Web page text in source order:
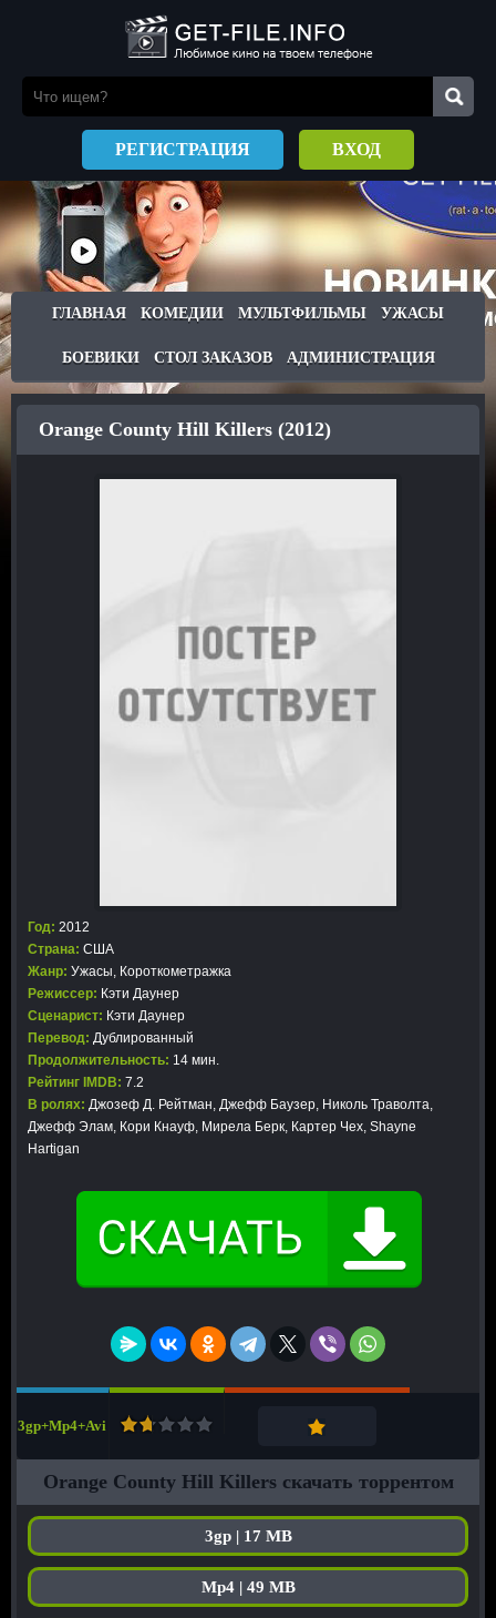
РЕГИСТРАЦИЯ ВХОД
ГЛАВНАЯ КОМЕДИИ МУЛЬТФИЛЬМЫ УЖАСЫ
БОЕВИКИ СТОЛ ЗАКАЗОВ АДМИНИСТРАЦИЯ
Orange County Hill Killers (2012)
Год: 2012
Страна: США
Жанр: Ужасы, Короткометражка
Режиссер: Кэти Даунер
Сценарист: Кэти Даунер
Перевод: Дублированный
Продолжительность: 14 мин.
Рейтинг IMDB: 7.2
В ролях: Джозеф Д. Рейтман, Джефф Баузер, Николь Траволта,
Джефф Элам, Кори Кнауф, Мирела Берк, Картер Чех, Shayne
Hartigan
3gp+Mp4+Avi
Orange County Hill Killers скачать торрентом
3gp | 17 MB
Mp4 | 49 MB